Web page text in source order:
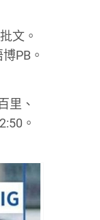
文。
PB。
里、
。